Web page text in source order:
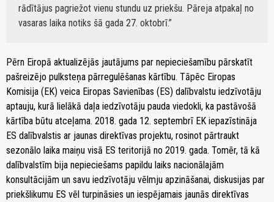
rādītājus pagriežot vienu stundu uz priekšu. Pāreja atpakaļ no
vasaras laika notiks šā gada 27. oktobrī.
Pērn Eiropā aktualizējās jautājums par nepieciešamību pārskatīt
pašreizējo pulksteņa pārregulēšanas kārtību. Tāpēc Eiropas
Komisija (EK) veica Eiropas Savienības (ES) dalībvalstu iedzīvotāju
aptauju, kurā lielākā daļa iedzīvotāju pauda viedokli, ka pastāvošā
kārtība būtu atceļama. 2018. gada 12. septembrī EK iepazīstināja
ES dalībvalstis ar jaunas direktīvas projektu, rosinot pārtraukt
sezonālo laika maiņu visā ES teritorijā no 2019. gada. Tomēr, tā kā
dalībvalstīm bija nepieciešams papildu laiks nacionālajām
konsultācijām un savu iedzīvotāju vēlmju apzināšanai, diskusijas par
priekšlikumu ES vēl turpināsies un iespējamais jaunās direktīvas